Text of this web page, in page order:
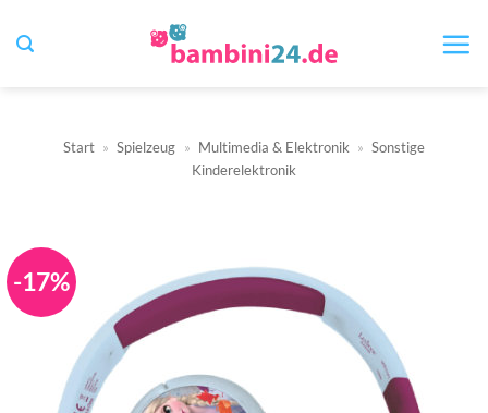
Inhalt
Start » Spielzeug » Multimedia & Elektronik » Sonstige
Kinderelektronik
-17%